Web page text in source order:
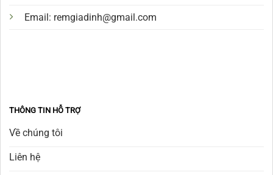
Email: remgiadinh@gmail.com
THÔNG TIN HỖ TRỢ
Về chúng tôi
Liên hệ